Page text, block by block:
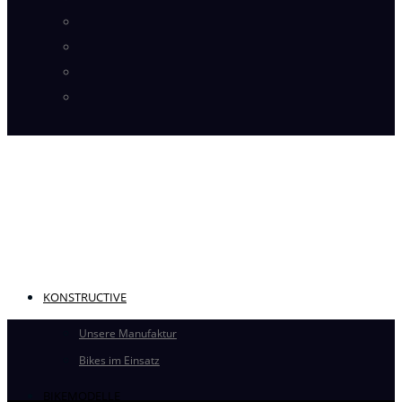
KONSTRUCTIVE
Unsere Manufaktur
Bikes im Einsatz